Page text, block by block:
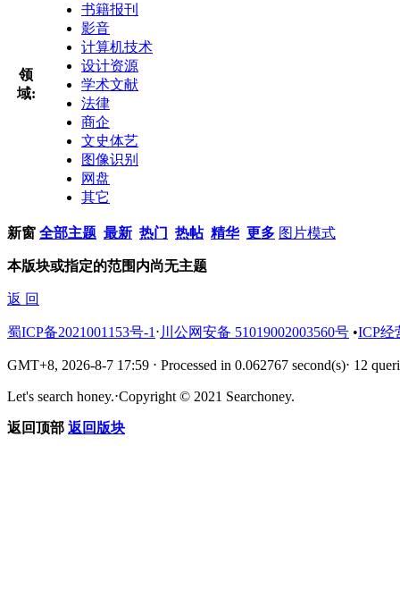
领
域:
书籍报刊
影音
计算机技术
设计资源
学术文献
法律
商企
文史体艺
图像识别
网盘
其它
新窗 全部主题 最新 热门 热帖 精华 更多 图片模式
本版块或指定的范围内尚无主题
返 回
蜀ICP备2021001153号-1 ⋅ 川公网安备 51019002003560号 •ICP经
GMT+8, 2026-8-7 17:59 ⋅ Processed in 0.062767 second(s)⋅ 12
Let's search honey.⋅Copyright © 2021 Searchoney.
返回顶部 返回版块